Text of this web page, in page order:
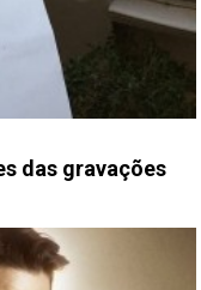
das gravações